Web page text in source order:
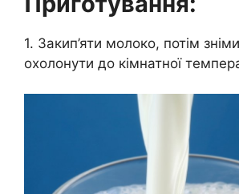
1. Закип’яти молоко, потім
охолонути до кімнатної